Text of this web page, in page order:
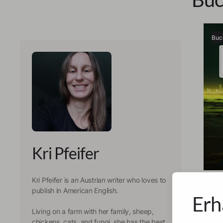
Kri Pfeifer
Kri Pfeifer is an Austrian writer who loves to
publish in American English.
Living on a farm with her family, sheep,
short